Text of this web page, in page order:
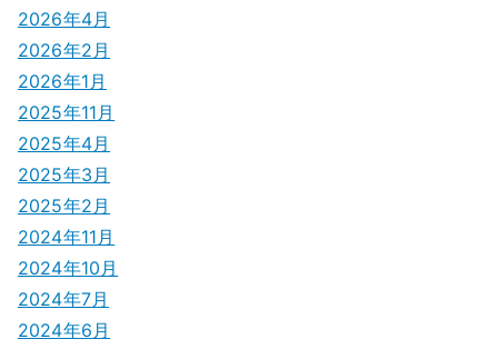
2026年4月
2026年2月
2026年1月
2025年11月
2025年4月
2025年3月
2025年2月
2024年11月
2024年10月
2024年7月
2024年6月